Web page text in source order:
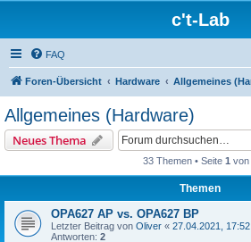
c't-Lab
FAQ
Foren-Übersicht Hardware Allgemeines
Allgemeines (Hardware)
Neues Thema
33 Themen • Seite 1 von
Themen
OPA627 AP vs. OPA627 BP
Letzter Beitrag von Oliver « 27.04.2021, 17:52
Antworten: 2